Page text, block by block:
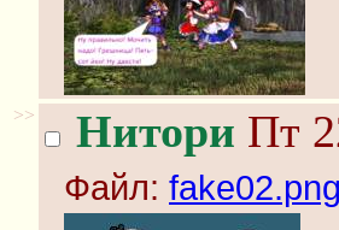
>> Нитори Пт
Файл: fake02.png